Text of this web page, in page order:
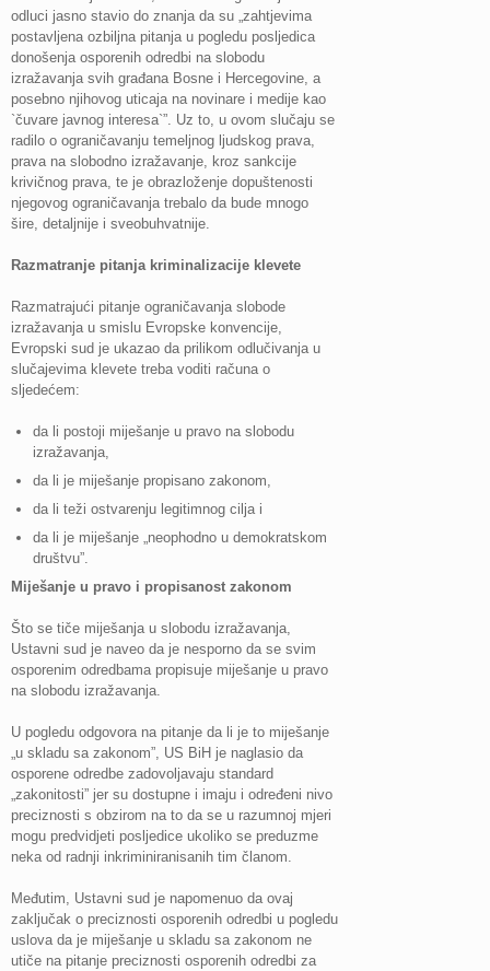
odluci jasno stavio do znanja da su „zahtjevima
postavljena ozbiljna pitanja u pogledu posljedica
donošenja osporenih odredbi na slobodu
izražavanja svih građana Bosne i Hercegovine, a
posebno njihovog uticaja na novinare i medije kao
`čuvare javnog interesa`”. Uz to, u ovom slučaju se
radilo o ograničavanju temeljnog ljudskog prava,
prava na slobodno izražavanje, kroz sankcije
krivičnog prava, te je obrazloženje dopuštenosti
njegovog ograničavanja trebalo da bude mnogo
šire, detaljnije i sveobuhvatnije.
Razmatranje pitanja kriminalizacije klevete
Razmatrajući pitanje ograničavanja slobode
izražavanja u smislu Evropske konvencije,
Evropski sud je ukazao da prilikom odlučivanja u
slučajevima klevete treba voditi računa o
sljedećem:
da li postoji miješanje u pravo na slobodu
izražavanja,
da li je miješanje propisano zakonom,
da li teži ostvarenju legitimnog cilja i
da li je miješanje „neophodno u demokratskom
društvu”.
Miješanje u pravo i propisanost zakonom
Što se tiče miješanja u slobodu izražavanja,
Ustavni sud je naveo da je nesporno da se svim
osporenim odredbama propisuje miješanje u pravo
na slobodu izražavanja.
U pogledu odgovora na pitanje da li je to miješanje
„u skladu sa zakonom”, US BiH je naglasio da
osporene odredbe zadovoljavaju standard
„zakonitosti” jer su dostupne i imaju i određeni nivo
preciznosti s obzirom na to da se u razumnoj mjeri
mogu predvidjeti posljedice ukoliko se preduzme
neka od radnji inkriminiranisanih tim članom.
Međutim, Ustavni sud je napomenuo da ovaj
zaključak o preciznosti osporenih odredbi u pogledu
uslova da je miješanje u skladu sa zakonom ne
utiče na pitanje preciznosti osporenih odredbi za